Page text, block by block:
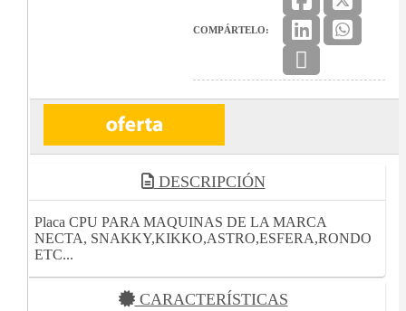
COMPÁRTELO:
DESCRIPCIÓN
Placa CPU PARA MAQUINAS DE LA MARCA
NECTA, SNAKKY,KIKKO,ASTRO,ESFERA,RONDO
ETC...
CARACTERÍSTICAS